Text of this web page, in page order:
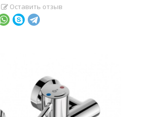
Оставить отзыв